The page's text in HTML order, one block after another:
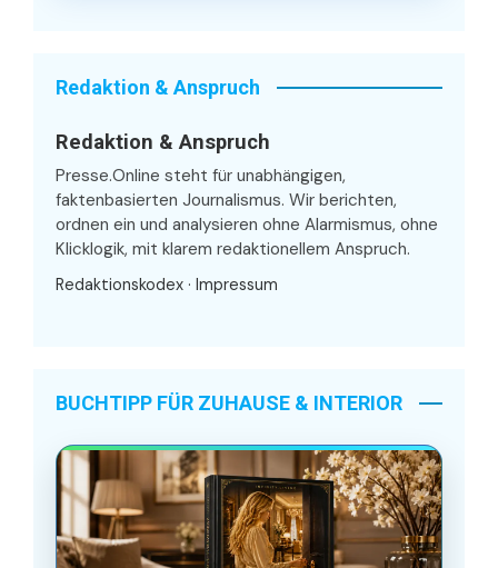
Redaktion & Anspruch
Redaktion & Anspruch
Presse.Online steht für unabhängigen,
faktenbasierten Journalismus. Wir berichten,
ordnen ein und analysieren ohne Alarmismus, ohne
Klicklogik, mit klarem redaktionellem Anspruch.
Redaktionskodex · Impressum
BUCHTIPP FÜR ZUHAUSE & INTERIOR